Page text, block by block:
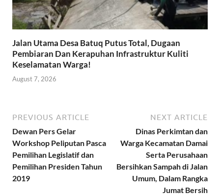
Jalan Utama Desa Batuq Putus Total, Dugaan
Pembiaran Dan Kerapuhan Infrastruktur Kuliti
Keselamatan Warga!
August 7, 2026
PREVIOUS ARTICLE
Dewan Pers Gelar
Workshop Peliputan Pasca
Pemilihan Legislatif dan
Pemilihan Presiden Tahun
2019
NEXT ARTICLE
Dinas Perkimtan dan
Warga Kecamatan Damai
Serta Perusahaan
Bersihkan Sampah di Jalan
Umum, Dalam Rangka
Jumat Bersih